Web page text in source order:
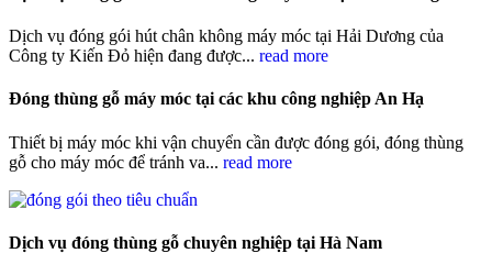
Dịch vụ đóng gói hút chân không máy móc tại Hải Dương của
Công ty Kiến Đỏ hiện đang được... read more
Đóng thùng gỗ máy móc tại các khu công nghiệp An Hạ
Thiết bị máy móc khi vận chuyển cần được đóng gói, đóng thùng
gỗ cho máy móc để tránh va... read more
Dịch vụ đóng thùng gỗ chuyên nghiệp tại Hà Nam